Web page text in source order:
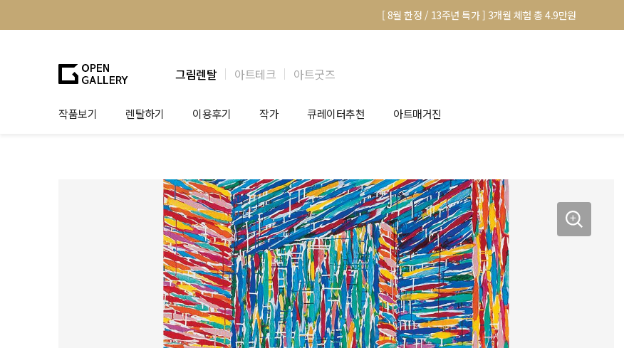
[ 8월 한정 / 13주년 특가 ] 3개월 체험 총 4.9만원
그림렌탈 아트테크 아트굿즈
작품보기 렌탈하기
기프트카드
이용후기
법인 고객
셀럽 인터뷰
작가
작가공모
큐레이터추천
작품선택 Tip
그림인테리어 Tip
테마별 추천
아트매거진
미술 이야기
아트 딕셔너리